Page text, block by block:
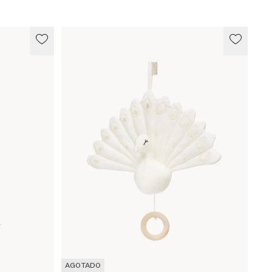
AGOTADO